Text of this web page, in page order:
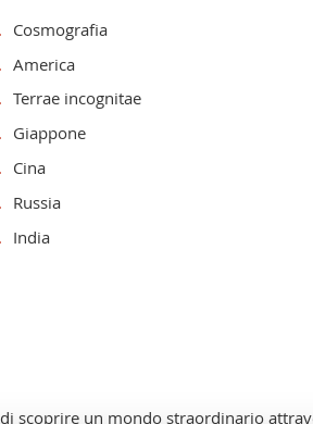
Cosmografia
America
Terrae incognitae
Giappone
Cina
Russia
India
scoprire un mondo straordinario